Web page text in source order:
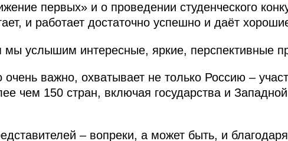
первых» и о проведении студенческого
и работает достаточно успешно и даёт
мы услышим интересные, яркие, перспективные
важно, охватывает не только Россию –
чем 150 стран, включая государства и
– вопреки, а может быть, и